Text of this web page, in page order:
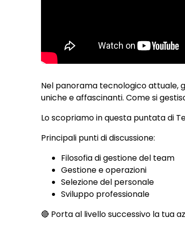
Nel panorama tecnologico attuale,
uniche e affascinanti. Come si
Lo scopriamo in questa puntata di
Principali punti di discussione:
Filosofia di gestione del team
Gestione e operazioni
Selezione del personale
Sviluppo professionale
🔴 Porta al livello successivo la tua